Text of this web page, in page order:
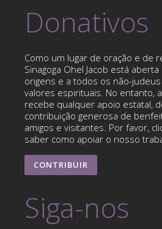
Donativos
Como um lugar de oração e de
Sinagoga Ohel Jacob está
origens e a todos os não-
valores espirituais. No entanto,
recebe qualquer apoio estatal,
contribuição generosa de
amigos e visitantes. Por favor,
saber como apoiar o nosso
CONTRIBUIR
Siga-nos